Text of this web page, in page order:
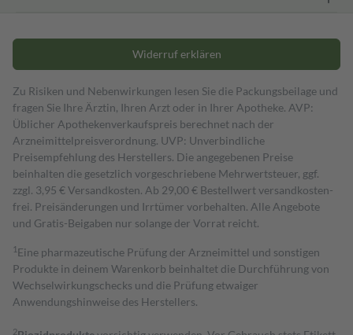
Widerruf erklären
Zu Risiken und Nebenwirkungen lesen Sie die Packungsbeilage und
fragen Sie Ihre Ärztin, Ihren Arzt oder in Ihrer Apotheke. AVP:
Üblicher Apothekenverkaufspreis berechnet nach der
Arzneimittelpreisverordnung. UVP: Unverbindliche
Preisempfehlung des Herstellers. Die angegebenen Preise
beinhalten die gesetzlich vorgeschriebene Mehrwertsteuer, ggf.
zzgl. 3,95 € Versandkosten. Ab 29,00 € Bestell­wert versand­kosten­
frei. Preisänderungen und Irrtümer vorbehalten. Alle Angebote
und Gratis-Beigaben nur solange der Vorrat reicht.
1 Eine pharmazeutische Prüfung der Arzneimittel und sonstigen
Produkte in deinem Warenkorb beinhaltet die Durchführung von
Wechselwirkungschecks und die Prüfung etwaiger
Anwendungshinweise des Herstellers.
2